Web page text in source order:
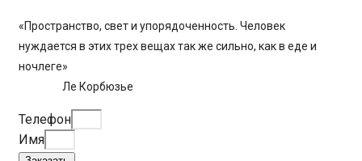
«Пространство, свет и упорядоченность. Человек
нуждается в этих трех вещах так же сильно, как в еде и
ночлеге»
Ле Корбюзье
Телефон
Имя